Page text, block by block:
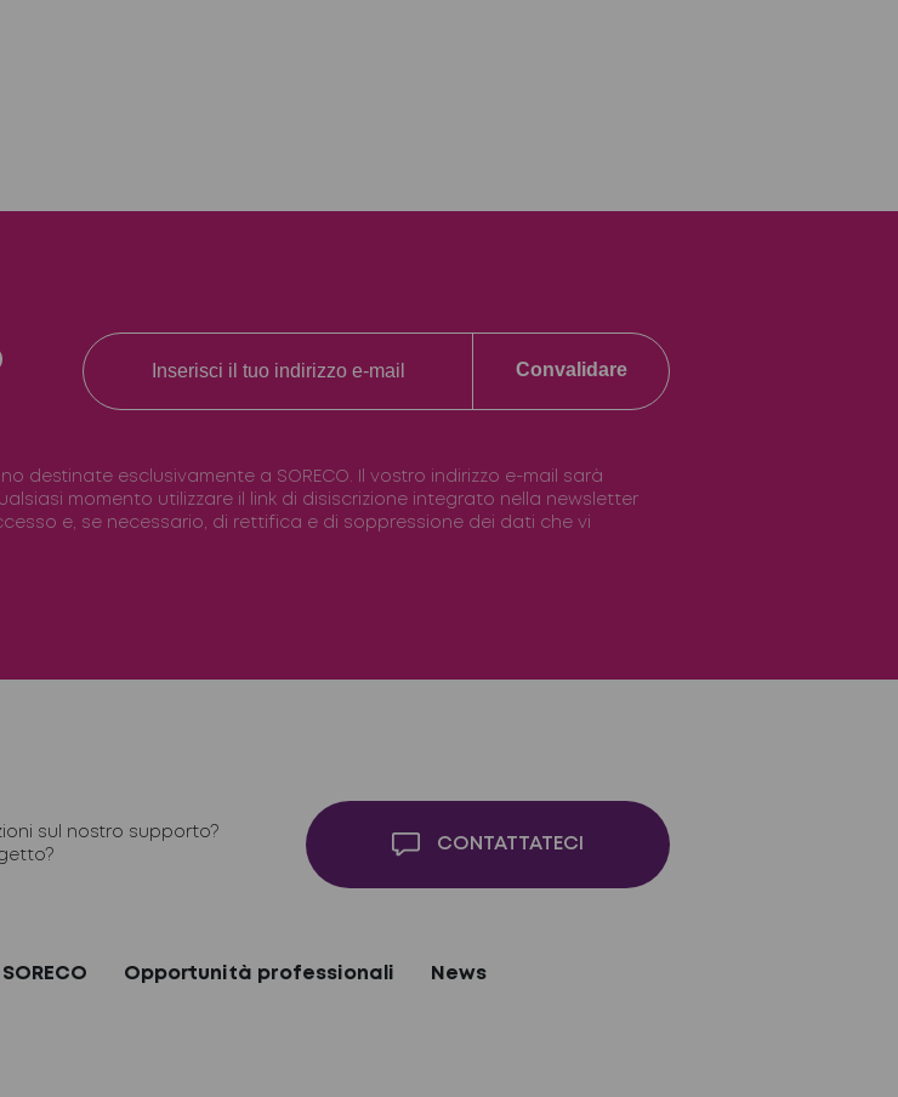
Convalidare
destinate esclusivamente a SORECO. Il vostro indirizzo e-mail sarà
momento utilizzare il link di disiscrizione integrato nella newsletter
e, se necessario, di rettifica e di soppressione dei dati che vi
sul nostro supporto?
CONTATTATECI
Opportunità professionali News